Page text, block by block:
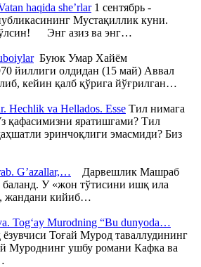
haqida she’rlar1 сентябрь -
Мустақиллик куни.
Энг азиз ва энг…
Буюк Умар Хайём
йиллиги олдидан (15 май) Аввал
кейин қалб қўрига йўғрилган…
Hechlik va Hellados. Esse Тил нимага
қафасимизни яратишгами? Тил
эринчоқлиги эмасмиди? Биз
G’azallar,… Дарвешлик Машраб
У «жон тўтисини ишқ ила
жандани кийиб…
Tog‘ay Murodning “Bu dunyoda…
ёзувчиси Тоғай Мурод таваллудининг
Муроднинг ушбу романи Кафка ва